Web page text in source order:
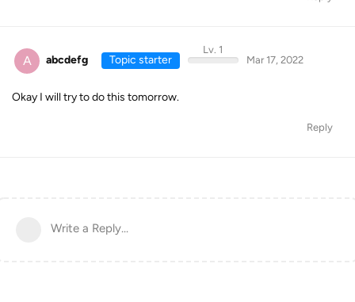
A abcdefg Topic starter
Lv. 1
Mar 17, 2022
Okay I will try to do this tomorrow.
Reply
Write a Reply...